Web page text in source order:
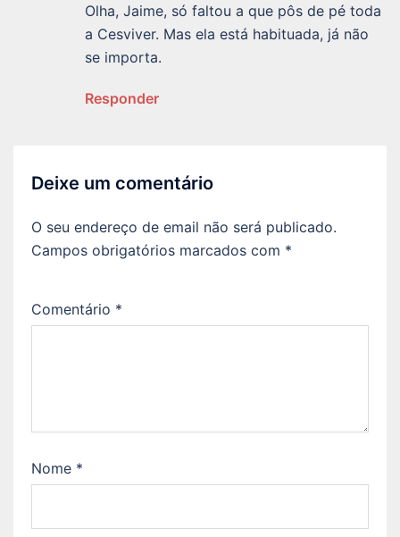
Olha, Jaime, só faltou a que pôs de pé toda
a Cesviver. Mas ela está habituada, já não
se importa.
Responder
Deixe um comentário
O seu endereço de email não será publicado.
Campos obrigatórios marcados com *
Comentário *
Nome *